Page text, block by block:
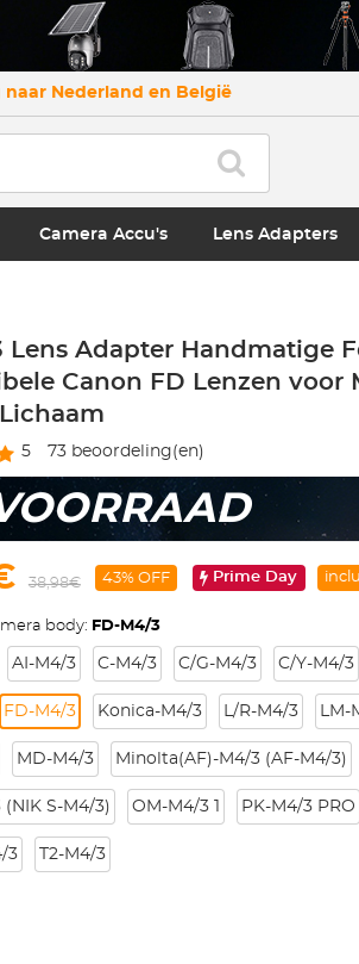
naar Nederland en België
Camera Accu's Lens Adapters
Lens Adapter Handmatige
Canon FD Lenzen voor
5 73beoordeling(en)
38,98€ 43% OFF Prime Day
body: FD-M4/3
AI-M4/3 C-M4/3 C/G-M4/3 C/Y-M4/3
FD-M4/3 Konica-M4/3 L/R-M4/3 LM-
MD-M4/3 Minolta(AF)-M4/3 (AF-M4/3)
(NIK S-M4/3) OM-M4/3 1 PK-M4/3 PRO
3 T2-M4/3